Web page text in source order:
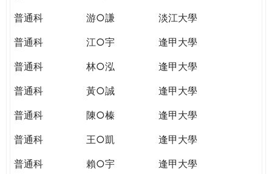
普通科
游○謙
淡江大學
普通科
江○宇
逢甲大學
普通科
林○泓
逢甲大學
普通科
黃○誠
逢甲大學
普通科
陳○榛
逢甲大學
普通科
王○凱
逢甲大學
普通科
賴○宇
逢甲大學